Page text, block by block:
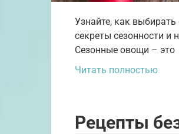
Узнайте, как
секреты сезонности
Сезонные овощи – это
Читать полностью
Рецепты